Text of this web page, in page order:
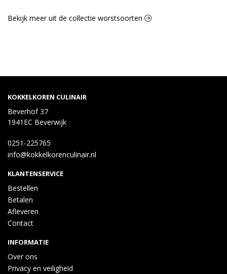
Bekijk meer uit de collectie worstsoorten
KOKKELKOREN CULINAIR
Beverhof 37
1941EC Beverwijk
0251-225765
info@kokkelkorenculinair.nl
KLANTENSERVICE
Bestellen
Betalen
Afleveren
Contact
INFORMATIE
Over ons
Privacy en veiligheid